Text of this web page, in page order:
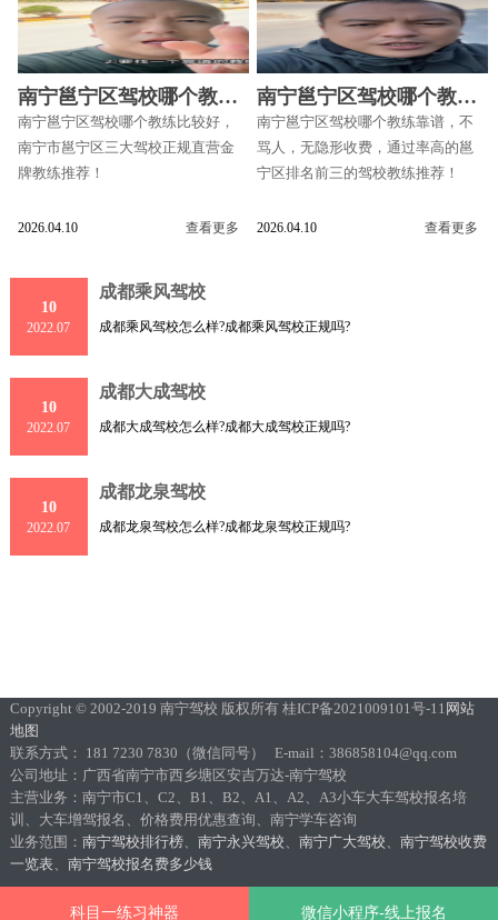
南宁邕宁区驾校哪个教练
比较好
南宁邕宁区驾校哪个教练比较好，
南宁市邕宁区三大驾校正规直营金
牌教练推荐！
2026.04.10 查看更多
南宁邕宁区驾校哪个教练
靠谱
南宁邕宁区驾校哪个教练靠谱，不
骂人，无隐形收费，通过率高的邕
宁区排名前三的驾校教练推荐！
2026.04.10 查看更多
10
2022.07
成都乘风驾校
成都乘风驾校怎么样?成都乘风驾校正规吗?
10
2022.07
成都大成驾校
成都大成驾校怎么样?成都大成驾校正规吗?
10
2022.07
成都龙泉驾校
成都龙泉驾校怎么样?成都龙泉驾校正规吗?
科目一练习神器 微信小程序-线上报名
Copyright © 2002-2019 南宁驾校 版权所有 桂ICP备2021009101号-11 网站
地图
联系方式： 181 7230 7830（微信同号） E-mail：386858104@qq.com
公司地址：广西省南宁市西乡塘区安吉万达-南宁驾校
主营业务：南宁市C1、C2、B1、B2、A1、A2、A3小车大车驾校报名培
训、大车增驾报名、价格费用优惠查询、南宁学车咨询
业务范围： 南宁驾校排行榜、 南宁永兴驾校、 南宁广大驾校、 南宁驾校收费
一览表、 南宁驾校报名费多少钱